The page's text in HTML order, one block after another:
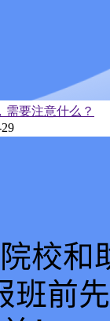
需要注意什么？